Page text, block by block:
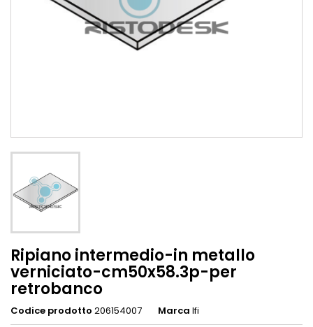
Ripiano intermedio-in metallo
verniciato-cm50x58.3p-per
retrobanco
Codice prodotto 206154007 Marca Ifi